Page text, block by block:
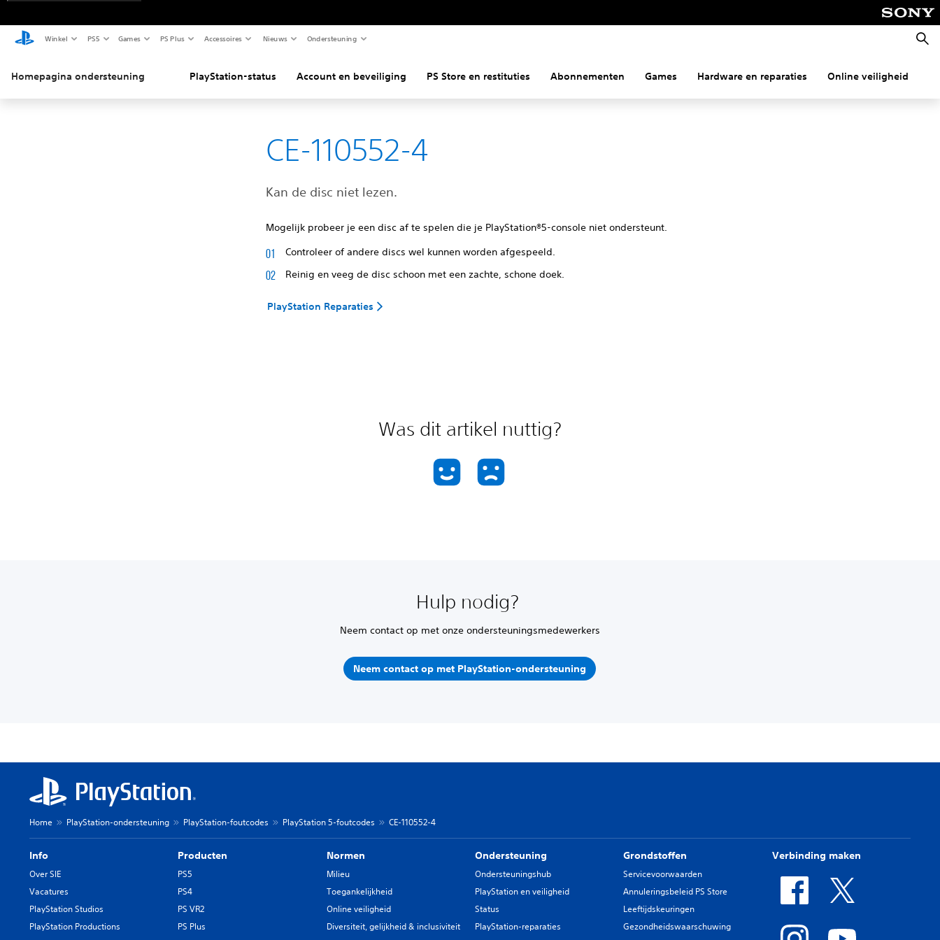
Winkel PS5 Games PS Plus Accessoires Nieuws Ondersteuning
Homepagina ondersteuning PlayStation-status Account en beveiliging PS Store en restituties Abonnementen Games Hardware en reparaties Online veiligheid
CE-110552-4
Kan de disc niet lezen.
Mogelijk probeer je een disc af te spelen die je PlayStation®5-console niet ondersteunt.
Controleer of andere discs wel kunnen worden afgespeeld.
Reinig en veeg de disc schoon met een zachte, schone doek.
PlayStation Reparaties
Was dit artikel nuttig?
Hulp nodig?
Neem contact op met onze ondersteuningsmedewerkers
Neem contact op met PlayStation-ondersteuning
Home PlayStation-ondersteuning PlayStation-foutcodes PlayStation 5-foutcodes CE-110552-4
Info
Over SIE
Vacatures
PlayStation Studios
PlayStation Productions
Producten
PS5
PS4
PS VR2
PS Plus
Normen
Milieu
Toegankelijkheid
Online veiligheid
Diversiteit, gelijkheid & inclusiviteit
Ondersteuning
Ondersteuningshub
PlayStation en veiligheid
Status
PlayStation-reparaties
Grondstoffen
Servicevoorwaarden
Annuleringsbeleid PS Store
Leeftijdskeuringen
Gezondheidswaarschuwing
Verbinding maken